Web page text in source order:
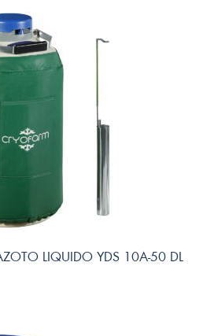
LIQUIDO YDS 10A-50 DL